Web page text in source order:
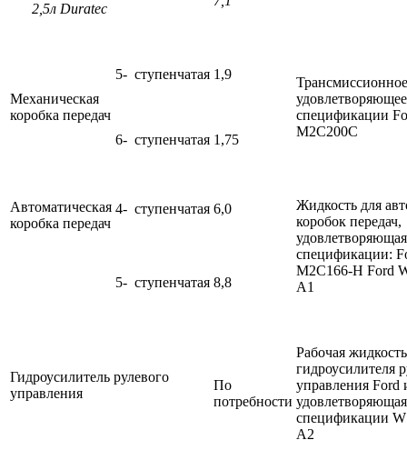
2,5л Duratec
Механическая
коробка передач
5- ступенчатая 1,9
удовлетворяющее
спецификации
M2C200C
6- ступенчатая 1,75
Автоматическая
коробка передач
4- ступенчатая 6,0
Жидкость для
коробок передач,
удовлетворяющая
спецификации:
M2C166-H Ford
A1
5- ступенчатая 8,8
Гидроусилитель рулевого
управления
По
потребности
Рабочая жидкость
гидроусилителя
управления Ford
удовлетворяющая
спецификации
A2